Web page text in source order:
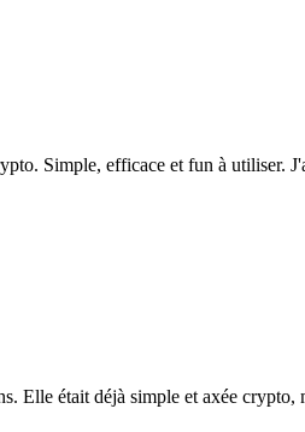
Simple, efficace et fun à utiliser.
Elle était déjà simple et axée